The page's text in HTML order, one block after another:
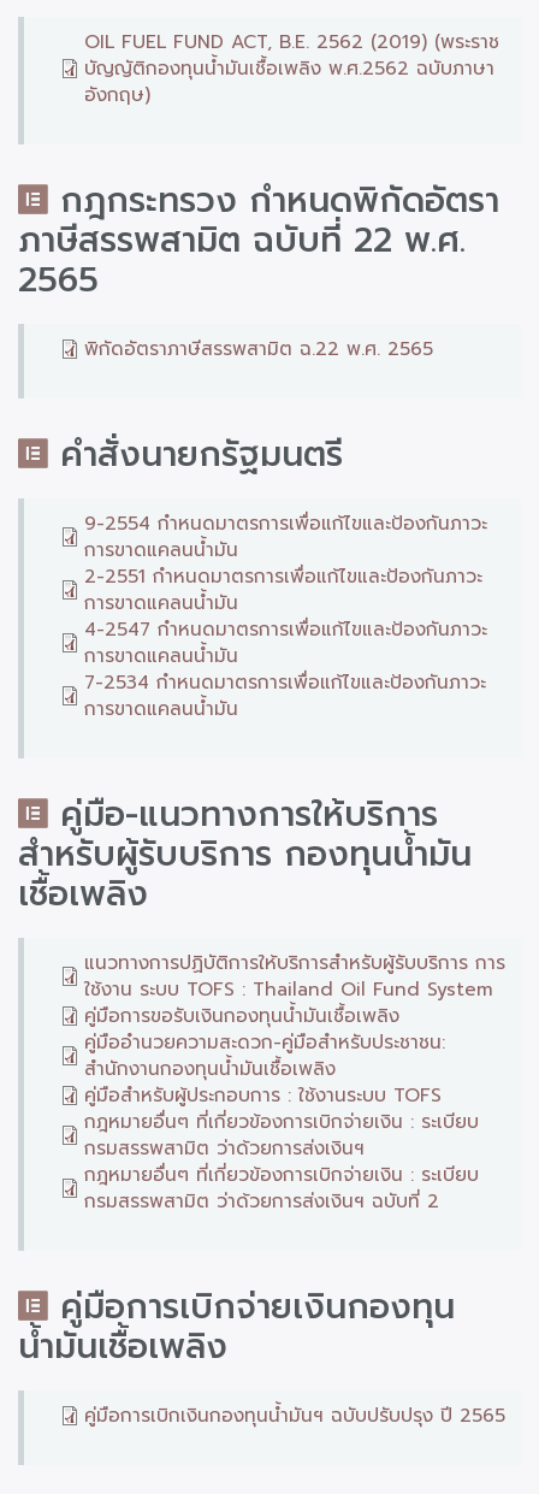
OIL FUEL FUND ACT, B.E. 2562 (2019) (พระราช
บัญญัติกองทุนน้ำมันเชื้อเพลิง พ.ศ.2562 ฉบับภาษา
อังกฤษ)
กฎกระทรวง กำหนดพิกัดอัตรา
ภาษีสรรพสามิต ฉบับที่ 22 พ.ศ.
2565
พิกัดอัตราภาษีสรรพสามิต ฉ.22 พ.ศ. 2565
คำสั่งนายกรัฐมนตรี
9-2554 กำหนดมาตรการเพื่อแก้ไขและป้องกันภาวะ
การขาดแคลนน้ำมัน
2-2551 กำหนดมาตรการเพื่อแก้ไขและป้องกันภาวะ
การขาดแคลนน้ำมัน
4-2547 กำหนดมาตรการเพื่อแก้ไขและป้องกันภาวะ
การขาดแคลนน้ำมัน
7-2534 กำหนดมาตรการเพื่อแก้ไขและป้องกันภาวะ
การขาดแคลนน้ำมัน
คู่มือ-แนวทางการให้บริการ
สำหรับผู้รับบริการ กองทุนน้ำมัน
เชื้อเพลิง
แนวทางการปฏิบัติการให้บริการสำหรับผู้รับบริการ การ
ใช้งาน ระบบ TOFS : Thailand Oil Fund System
คู่มือการขอรับเงินกองทุนน้ำมันเชื้อเพลิง
คู่มืออำนวยความสะดวก-คู่มือสำหรับประชาชน:
สำนักงานกองทุนน้ำมันเชื้อเพลิง
คู่มือสำหรับผู้ประกอบการ : ใช้งานระบบ TOFS
กฎหมายอื่นๆ ที่เกี่ยวข้องการเบิกจ่ายเงิน : ระเบียบ
กรมสรรพสามิต ว่าด้วยการส่งเงินฯ
กฎหมายอื่นๆ ที่เกี่ยวข้องการเบิกจ่ายเงิน : ระเบียบ
กรมสรรพสามิต ว่าด้วยการส่งเงินฯ ฉบับที่ 2
คู่มือการเบิกจ่ายเงินกองทุน
น้ำมันเชื้อเพลิง
คู่มือการเบิกเงินกองทุนน้ำมันฯ ฉบับปรับปรุง ปี 2565